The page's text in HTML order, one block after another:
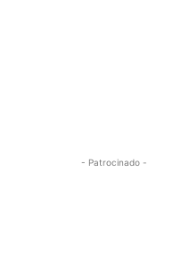
- Patrocinado -